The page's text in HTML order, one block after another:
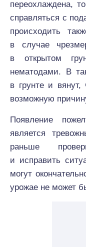
переохлаждена,
справляться с
происходить
в случае
в открытом
нематодами. В
в грунте и
возможную
Появление
является
раньше
и исправить
могут
урожае не может